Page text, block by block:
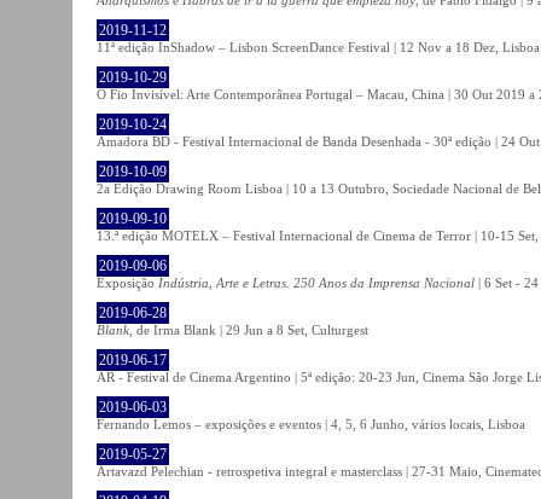
2019-11-12
11ª edição InShadow – Lisbon ScreenDance Festival | 12 Nov a 18 Dez, Lisboa
2019-10-29
O Fio Invisível: Arte Contemporânea Portugal – Macau, China | 30 Out 2019
2019-10-24
Amadora BD - Festival Internacional de Banda Desenhada - 30ª edição | 24
2019-10-09
2a Edição Drawing Room Lisboa | 10 a 13 Outubro, Sociedade Nacional de
2019-09-10
13.ª edição MOTELX – Festival Internacional de Cinema de Terror | 10-15
2019-09-06
Exposição Indústria, Arte e Letras. 250 Anos da Imprensa Nacional | 6 Set -
2019-06-28
Blank , de Irma Blank | 29 Jun a 8 Set, Culturgest
2019-06-17
AR - Festival de Cinema Argentino | 5ª edição: 20-23 Jun, Cinema São Jorge
2019-06-03
Fernando Lemos – exposições e eventos | 4, 5, 6 Junho, vários locais, Lisboa
2019-05-27
Artavazd Pelechian - retrospetiva integral e masterclass | 27-31 Maio,